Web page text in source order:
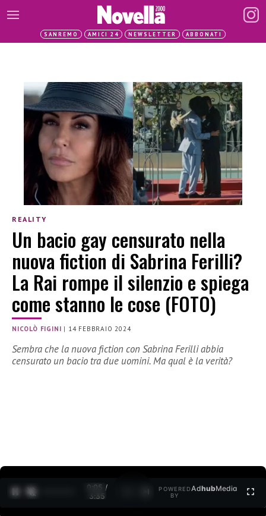
SANREMO AMICI 24 NEWSLETTER ABBONATI
REALITY
Un bacio gay censurato nella
nuova fiction di Sabrina Ferilli?
La Rai rompe il silenzio e spiega
come stanno le cose (FOTO)
NICOLÒ FIGINI | 14 FEBBRAIO 2024
Sembra che la nuova fiction con Sabrina Ferilli abbia
censurato un bacio tra due uomini. Ma qual è la verità?
0:06 /
3:35
POWERED
BY
AdhubMedia